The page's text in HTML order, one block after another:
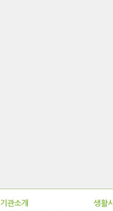
기관소개 생활